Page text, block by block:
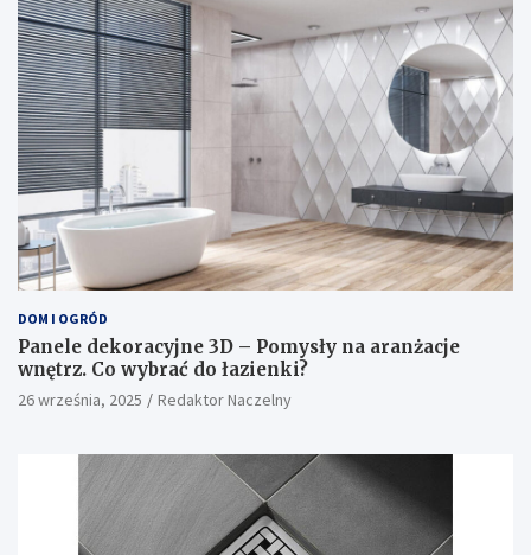
DOM I OGRÓD
Panele dekoracyjne 3D – Pomysły na aranżacje
wnętrz. Co wybrać do łazienki?
26 września, 2025 Redaktor Naczelny